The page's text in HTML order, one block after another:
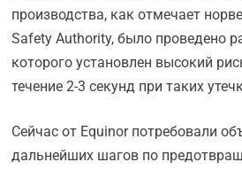
производства, как отмечает
Safety Authority, было проведено
которого установлен высокий
течение 2-3 секунд при таких
Сейчас от Equinor потребовали
дальнейших шагов по